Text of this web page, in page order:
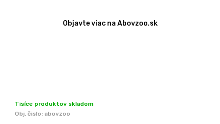
Objavte viac na Abovzoo.sk
Tisíce produktov skladom
Obj. čislo: abovzoo